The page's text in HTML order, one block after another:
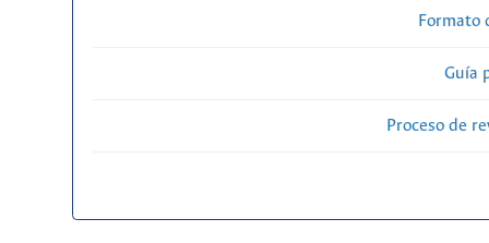
Formato
Guía
Proceso de